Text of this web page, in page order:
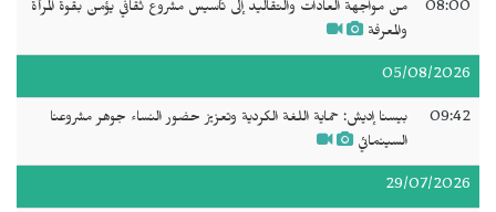
08:00
من مواجهة العادات والتقاليد إلى تأسيس مشروع ثقافي يؤمن بقوة المرأة
والمعرفة
05/08/2026
09:42
بيسنا إديش: حماية اللغة الكردية وتعزيز حضور النساء جوهر مشروعنا
السينمائي
29/07/2026